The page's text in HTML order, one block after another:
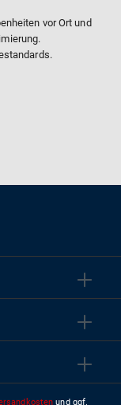
vor Ort und
und ggf.